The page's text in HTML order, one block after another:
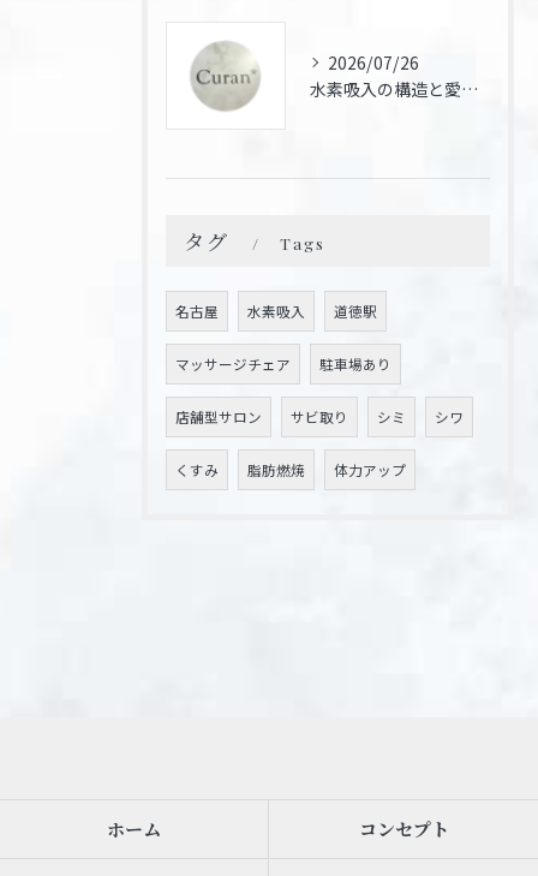
2026/07/26
水素吸入の構造と愛知県名古屋市豊明市での医療活用を徹底解説
タグ Tags
名古屋 水素吸入 道徳駅
マッサージチェア 駐車場あり
店舗型サロン サビ取り シミ シワ
くすみ 脂肪燃焼 体力アップ
ホーム コンセプト